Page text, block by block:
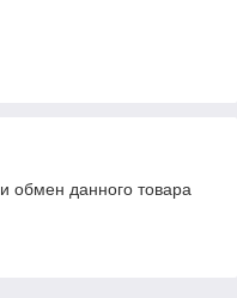
обмен данного товара